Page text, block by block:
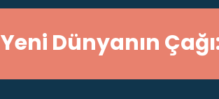
Yeni Dünyanın